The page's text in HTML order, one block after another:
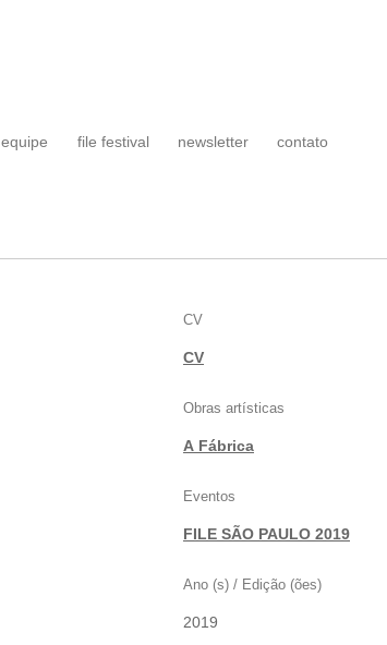
equipe file festival newsletter contato
CV
CV
Obras artísticas
A Fábrica
Eventos
FILE SÃO PAULO 2019
Ano (s) / Edição (ões)
2019